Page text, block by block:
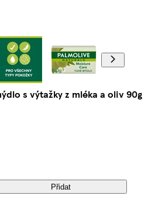
s výtažky z mléka a oliv 90g
Přidat